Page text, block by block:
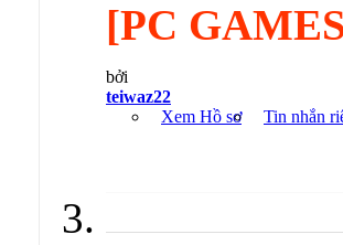
[PC
bởi
teiwaz22
Xem Hồ sơ
Tin nhắn